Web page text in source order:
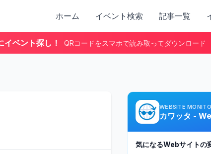
ホーム イベント検索 記事一覧
ベント探し！ QRコードをスマホで読み取ってダウンロード
WEBSITE
カワッタ -
気になるWebサイトの